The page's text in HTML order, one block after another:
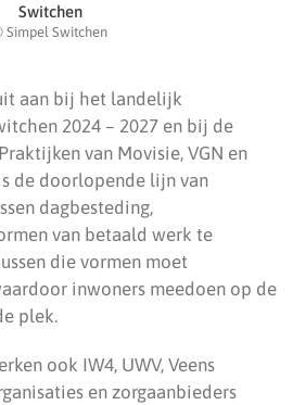
Switchen
Simpel Switchen
aan bij het landelijk
2024 – 2027 en bij de
van Movisie, VGN en
de doorlopende lijn van
dagbesteding,
van betaald werk te
die vormen moet
inwoners meedoen op de
plek.
ook IW4, UWV, Veens
en zorgaanbieders